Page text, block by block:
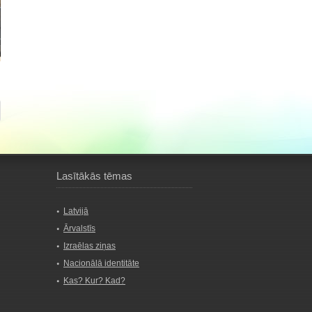
Lasītākās tēmas
Latvijā
Ārvalstīs
Izraēlas ziņas
Nacionālā identitāte
Kas? Kur? Kad?